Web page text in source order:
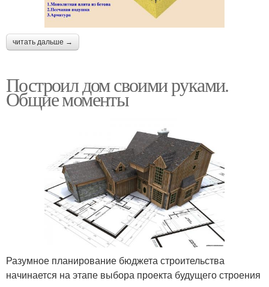
читать дальше →
Построил дом своими руками.
Общие моменты
Разумное планирование бюджета строительства
начинается на этапе выбора проекта будущего строения